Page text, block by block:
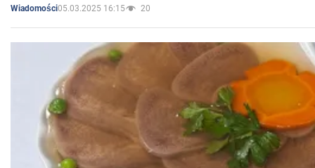
Wiadomości05.03.2025 16:15 20